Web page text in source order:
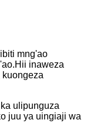
mng'ao
inaweza
kuongeza
ulipunguza
juu ya uingiaji wa